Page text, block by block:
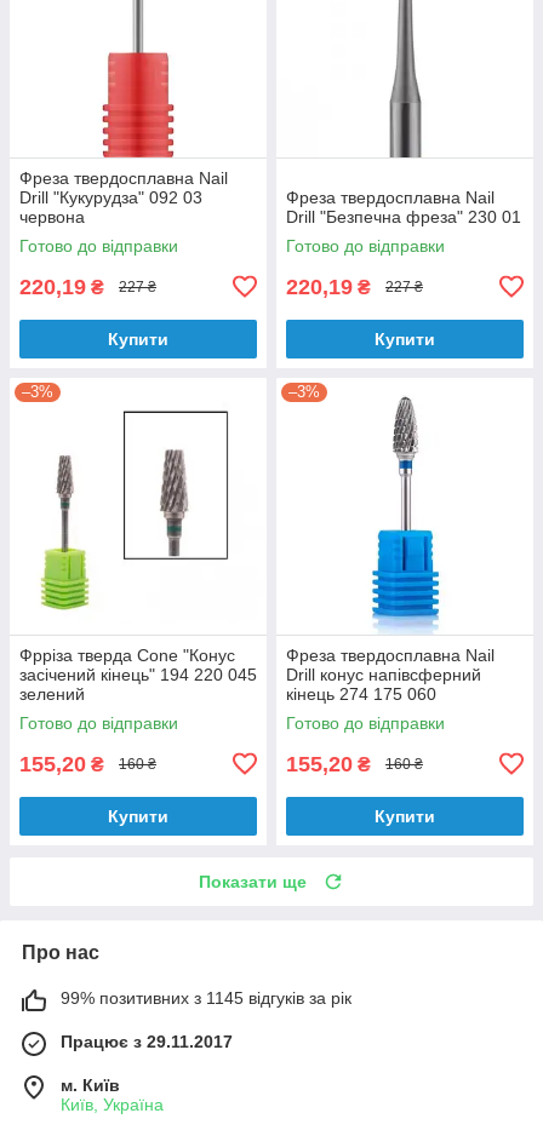
Фреза твердосплавна Nail
Drill "Кукурудза" 092 03
червона
Готово до відправки
220,19 ₴ 227 ₴
Купити
Фреза твердосплавна Nail
Drill "Безпечна фреза" 230 01
Готово до відправки
220,19 ₴ 227 ₴
Купити
–3%
Фрріза тверда Cone "Конус
засічений кінець" 194 220 045
зелений
Готово до відправки
155,20 ₴ 160 ₴
Купити
–3%
Фреза твердосплавна Nail
Drill конус напівсферний
кінець 274 175 060
Готово до відправки
155,20 ₴ 160 ₴
Купити
Показати ще
Про нас
99% позитивних з 1145 відгуків за рік
Працює з 29.11.2017
м. Київ
Київ, Україна